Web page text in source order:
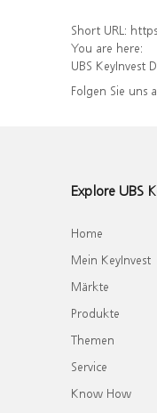
Short URL: https://
You are here:
UBS KeyInvest
Folgen Sie uns
Explore UBS
Home
Mein KeyInvest
Märkte
Produkte
Themen
Service
Know How